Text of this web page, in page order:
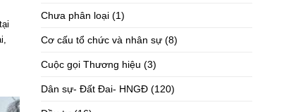
Chưa phân loại (1)
Cơ cấu tổ chức và nhân sự (8)
Cuộc gọi Thương hiệu (3)
Dân sự- Đất Đai- HNGĐ (120)